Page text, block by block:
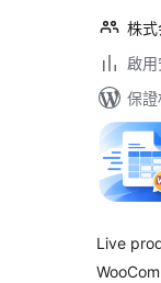
株
啟
保
Live